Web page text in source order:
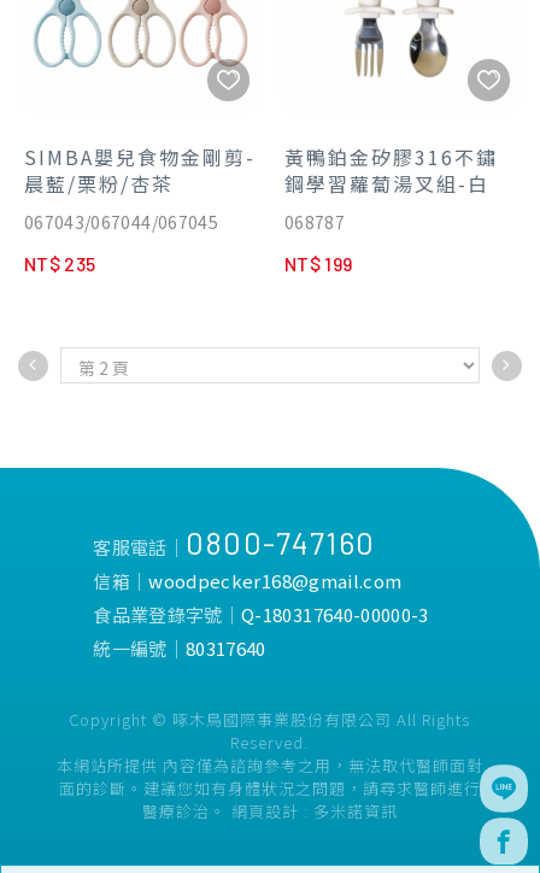
學習拿握輕盈無負擔。
•友善弧度握把，小手也好抓
握。
•附贈隨身收納盒，防止餐具
•一體成型整支可消毒，可蒸
氣、水煮、紫外線消毒，清潔
消毒無死角。
•100%台灣製造，品質有保
障。
•通過國際SGS嚴格檢驗，不
便於刮取果泥，調理米麥糊
•具有耐冷、耐熱優異特性，
可蒸氣、水煮、紫外線消毒。
•通過國際SGS嚴格檢驗，未
檢出雙酚A&S、塑化劑、重金
屬、鉛、鎘。
SIMBA嬰兒食物金剛剪-
晨藍/栗粉/杏茶
067043/067044/067045
NT$ 235
黃鴨鉑金矽膠316不鏽
鋼學習蘿蔔湯叉組-白
068787
NT$ 199
客服電話│ 0800-747160
信箱│woodpecker168@gmail.com
食品業登錄字號│Q-180317640-00000-3
統一編號│80317640
Copyright © 啄木鳥國際事業股份有限公司 All Rights
Reserved.
本網站所提供 內容僅為諮詢參考之用，無法取代醫師面對
面的診斷。建議您如有身體狀況之問題，請尋求醫師進行
醫療診治。 網頁設計 : 多米諾資訊